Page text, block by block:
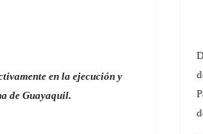
en la ejecución y
de Guayaquil.